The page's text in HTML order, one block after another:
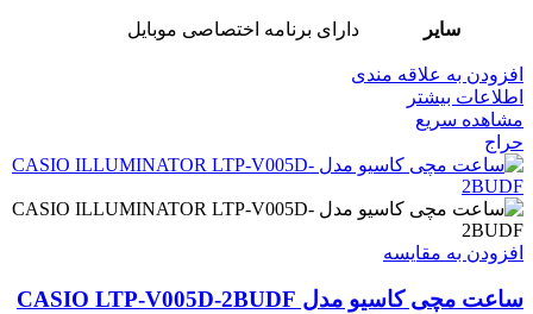
سایر دارای برنامه اختصاصی موبایل
افزودن به علاقه مندی
اطلاعات بیشتر
مشاهده سریع
حراج
افزودن به مقایسه
ساعت مچی کاسیو مدل CASIO LTP-V005D-2BUDF